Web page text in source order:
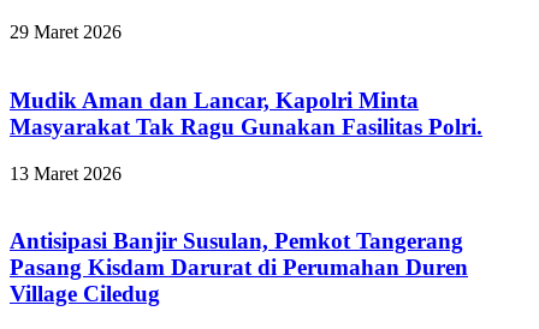
29 Maret 2026
Mudik Aman dan Lancar, Kapolri Minta
Masyarakat Tak Ragu Gunakan Fasilitas Polri.
13 Maret 2026
Antisipasi Banjir Susulan, Pemkot Tangerang
Pasang Kisdam Darurat di Perumahan Duren
Village Ciledug